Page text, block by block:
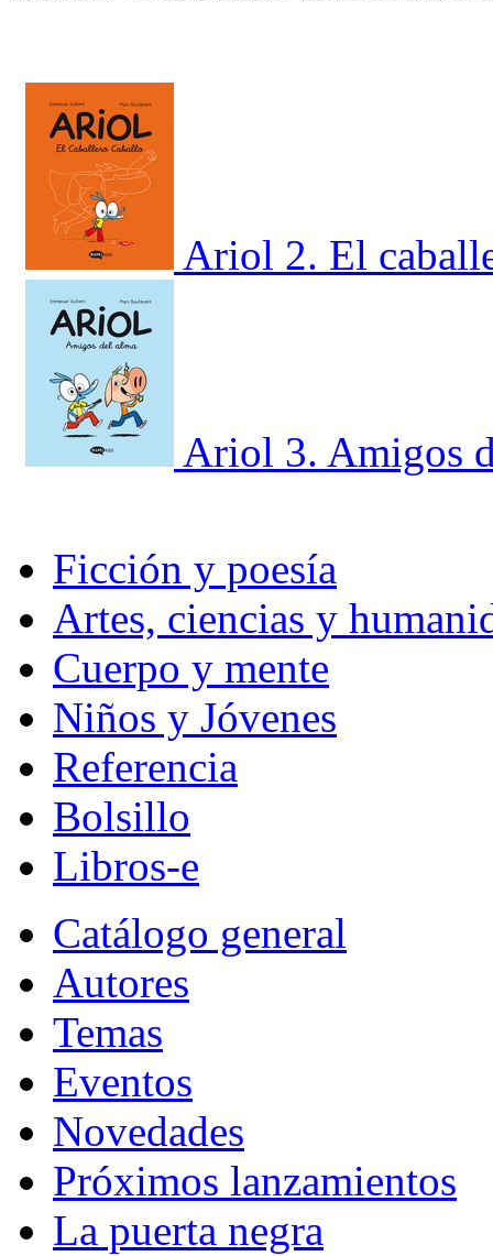
Ariol 2. El
Ariol 3. Amigos
Ficción y poesía
Artes, ciencias y
Cuerpo y mente
Niños y Jóvenes
Referencia
Bolsillo
Libros-e
Catálogo general
Autores
Temas
Eventos
Novedades
Próximos lanzamientos
La puerta negra